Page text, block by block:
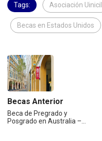
Tags: Asociación Uinicil
Becas en Estados Unidos
Becas Anterior
Beca de Pregrado y
Posgrado en Australia –…